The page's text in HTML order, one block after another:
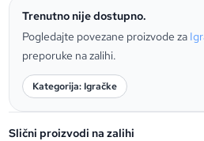
Trenutno nije dostupno.
Pogledajte povezane proizvode za
preporuke na zalihi.
Kategorija: Igračke
Slični proizvodi na zalihi